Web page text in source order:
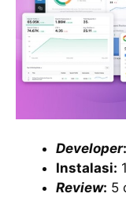
Developer:
Instalasi:
Review: 5